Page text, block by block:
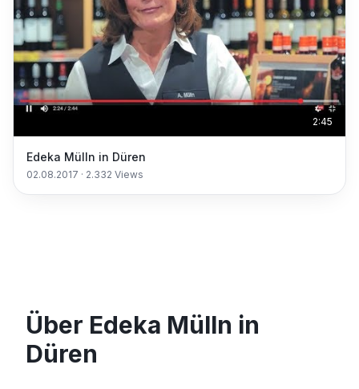
2:45
Edeka Mülln in Düren
02.08.2017 · 2.332 Views
Über Edeka Mülln in
Düren